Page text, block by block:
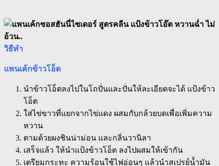
วิธีทำ
แพนเค้กข้าวโอ็ต
นำข้าวโอ็ตลงไปในโถปั่นและปั่นให้ละเอียดจะได้ แป้งข้าว
โอ็ต
ใส่ไข่ขาวที่แยกจากไข่แดง ผสมกับกล้วยบดเพื่อเพิ่มความ
หวาน
ตามด้วยผงชินน่าม่อน และกลิ่นวานิลา
เสร็จแล้ว ให้นำแป้งข้าวโอ็ต ลงไปผสมให้เข้ากัน
เตรียมกระทะ ความร้อนใช้ไฟอ่อนๆ แล้วนำสเปรย์น้ำมัน